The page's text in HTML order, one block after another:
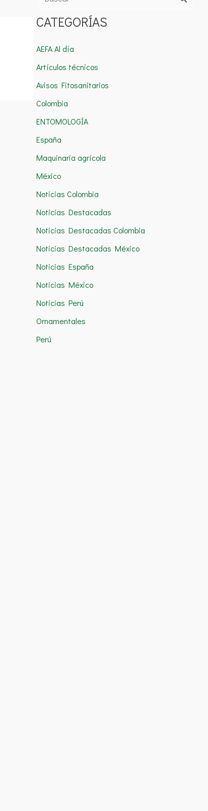
u
c
a
r
:
CATEGORÍAS
AEFA Al día
Artículos técnicos
Avisos Fitosanitarios
Colombia
ENTOMOLOGÍA
España
Maquinaria agrícola
México
Noticias Colombia
Noticias Destacadas
Noticias Destacadas Colombia
Noticias Destacadas México
Noticias España
Noticias México
Noticias Perú
Ornamentales
Perú